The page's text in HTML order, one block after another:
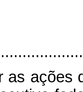
as ações